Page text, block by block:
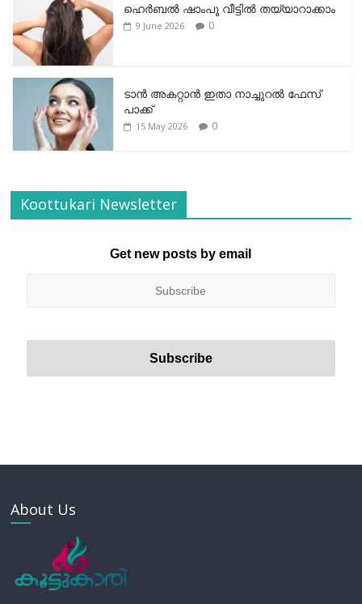
ഹെര്‍ബല്‍ ഷാംപൂ വീട്ടില്‍ തയ്യാറാക്കാം
9 June 2026 0
ടാന്‍ അകറ്റാന്‍ ഇതാ നാച്ചുറല്‍ ഫേസ്
പാക്ക്
15 May 2026 0
Koottukari Newsletter
Get new posts by email
About Us